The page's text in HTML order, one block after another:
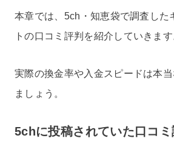
本章では、5ch・知恵袋で調査した
トの口コミ評判を紹介していきます
実際の換金率や入金スピードは本
ましょう。
5chに投稿されていた口コミ